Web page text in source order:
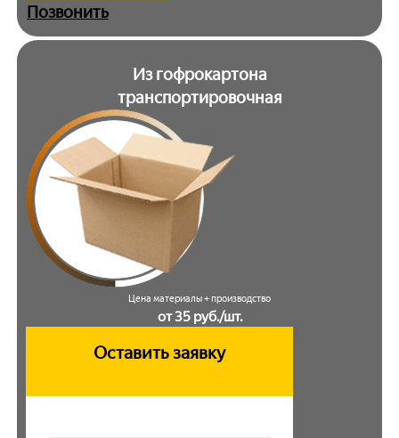
Позвонить
Из гофрокартона
транспортировочная
Цена материалы + производство
от 35 руб./шт.
Оставить заявку